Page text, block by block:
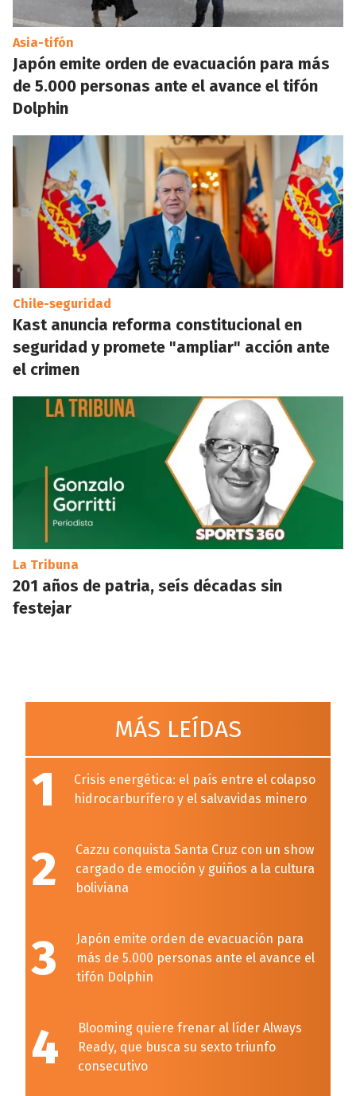
Asia-tifón
Japón emite orden de evacuación para más
de 5.000 personas ante el avance el tifón
Dolphin
Chile-seguridad
Kast anuncia reforma constitucional en
seguridad y promete "ampliar" acción ante
el crimen
La Tribuna
201 años de patria, seís décadas sin
festejar
MÁS LEÍDAS
1
Crisis energética: el país entre el colapso
hidrocarburífero y el salvavidas minero
2
Cazzu conquista Santa Cruz con un show
cargado de emoción y guiños a la cultura
boliviana
3
Japón emite orden de evacuación para
más de 5.000 personas ante el avance el
tifón Dolphin
4
Blooming quiere frenar al líder Always
Ready, que busca su sexto triunfo
consecutivo